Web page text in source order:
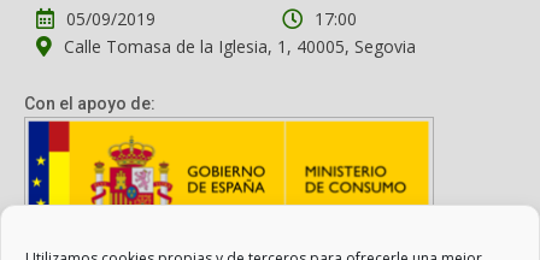
05/09/2019
17:00
Calle Tomasa de la Iglesia, 1, 40005, Segovia
Con el apoyo de: